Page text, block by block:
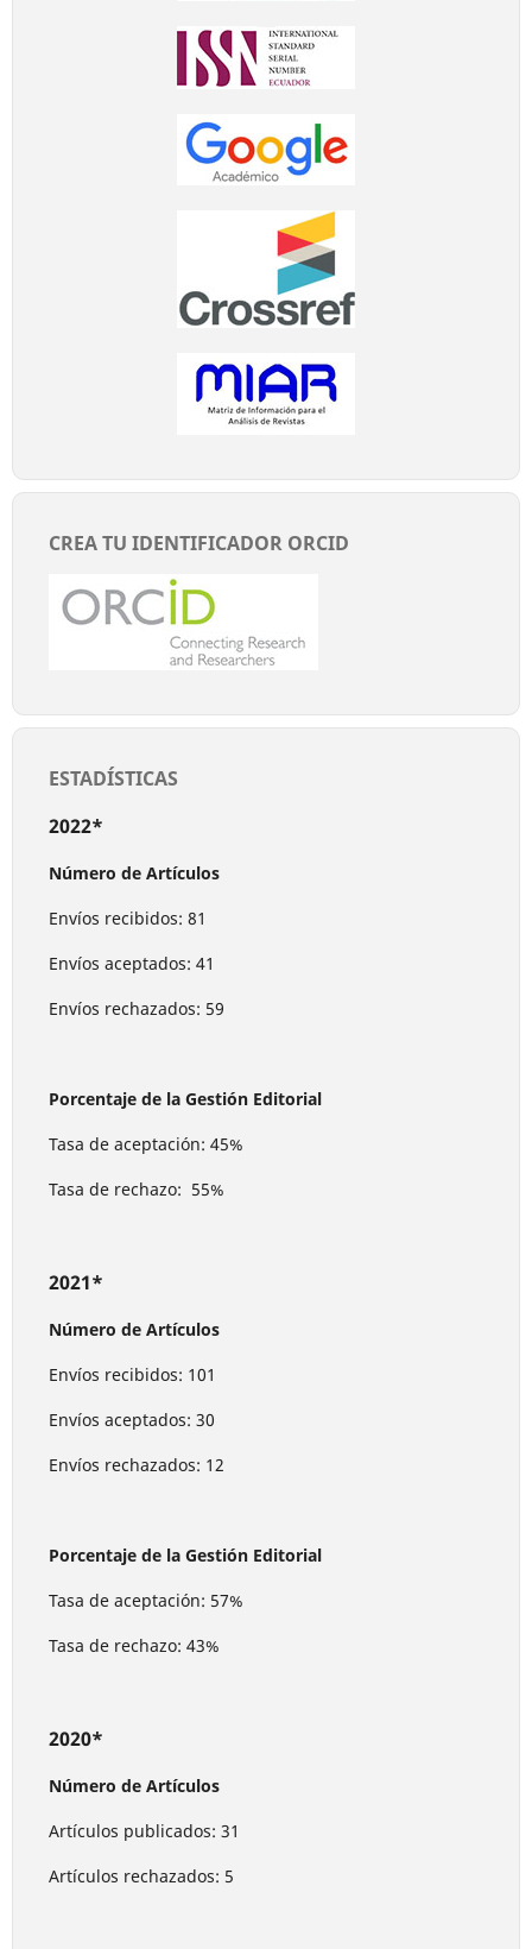
CREA TU IDENTIFICADOR ORCID
ESTADÍSTICAS
2022*
Número de Artículos
Envíos recibidos: 81
Envíos aceptados: 41
Envíos rechazados: 59
Porcentaje de la Gestión Editorial
Tasa de aceptación: 45%
Tasa de rechazo: 55%
2021*
Número de Artículos
Envíos recibidos: 101
Envíos aceptados: 30
Envíos rechazados: 12
Porcentaje de la Gestión Editorial
Tasa de aceptación: 57%
Tasa de rechazo: 43%
2020*
Número de Artículos
Artículos publicados: 31
Artículos rechazados: 5